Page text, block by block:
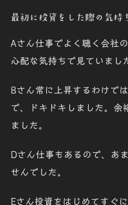
最初に投資をした際の気持
Aさん仕事でよく聴く会社
心配な気持ちで見ていまし
Bさん常に上昇するわけで
で、ドキドキしました。余
ました。
Dさん仕事もあるので、あ
せんでした。
Eさん投資をはじめてすぐ